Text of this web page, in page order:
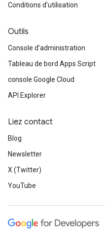
Conditions d'utilisation
Outils
Console d'administration
Tableau de bord Apps Script
console Google Cloud
API Explorer
Liez contact
Blog
Newsletter
X (Twitter)
YouTube